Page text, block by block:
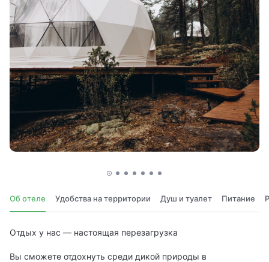
Об отеле Удобства на территории Душ и туалет Питание
Отдых у нас — настоящая перезагрузка
Вы сможете отдохнуть среди дикой природы в